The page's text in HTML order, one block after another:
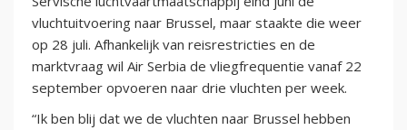
vluchtuitvoering naar Brussel, maar staakte die weer
op 28 juli. Afhankelijk van reisrestricties en de
marktvraag wil Air Serbia de vliegfrequentie vanaf 22
september opvoeren naar drie vluchten per week.
“Ik ben blij dat we de vluchten naar Brussel hebben